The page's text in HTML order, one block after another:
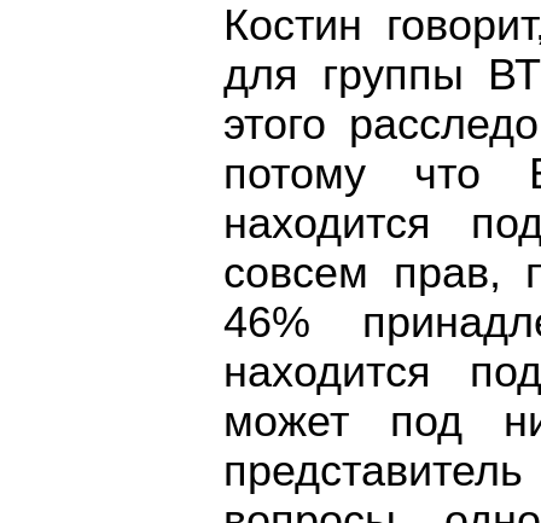
Костин
для группы
этого
потому
находится
совсем прав,
46%
находится
может под